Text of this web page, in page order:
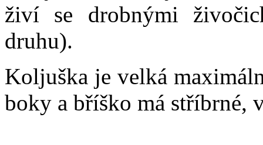
živí se drobnými
druhu).
Koljuška je velká
boky a bříško má stříbrné,